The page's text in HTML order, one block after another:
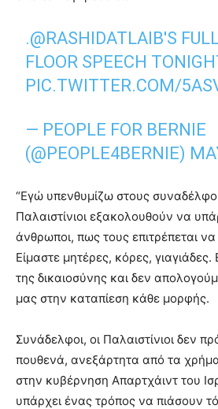
.@RASHIDATLAIB'S
FLOOR SPEECH
PIC.TWITTER.COM/
— PEOPLE FOR BERNIE
(@PEOPLE4BERNIE)
“Εγώ υπενθυμίζω στους
Παλαιστίνιοι εξακολουθούν να
άνθρωποι, πως τους επιτρέπεται
Είμαστε μητέρες, κόρες,
της δικαιοσύνης και δεν
μας στην καταπίεση κάθε μορφής.
Συνάδελφοι, οι Παλαιστίνιοι δεν
πουθενά, ανεξάρτητα από τα
στην κυβέρνηση Απαρτχάιντ του
υπάρχει ένας τρόπος να πιάσουν